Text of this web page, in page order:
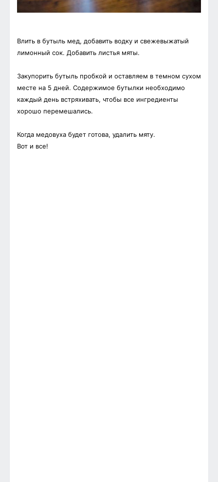
Влить в бутыль мед, добавить водку и свежевыжатый
лимонный сок. Добавить листья мяты.
Закупорить бутыль пробкой и оставляем в темном сухом
месте на 5 дней. Содержимое бутылки необходимо
каждый день встряхивать, чтобы все ингредиенты
хорошо перемешались.
Когда медовуха будет готова, удалить мяту.
Вот и все!